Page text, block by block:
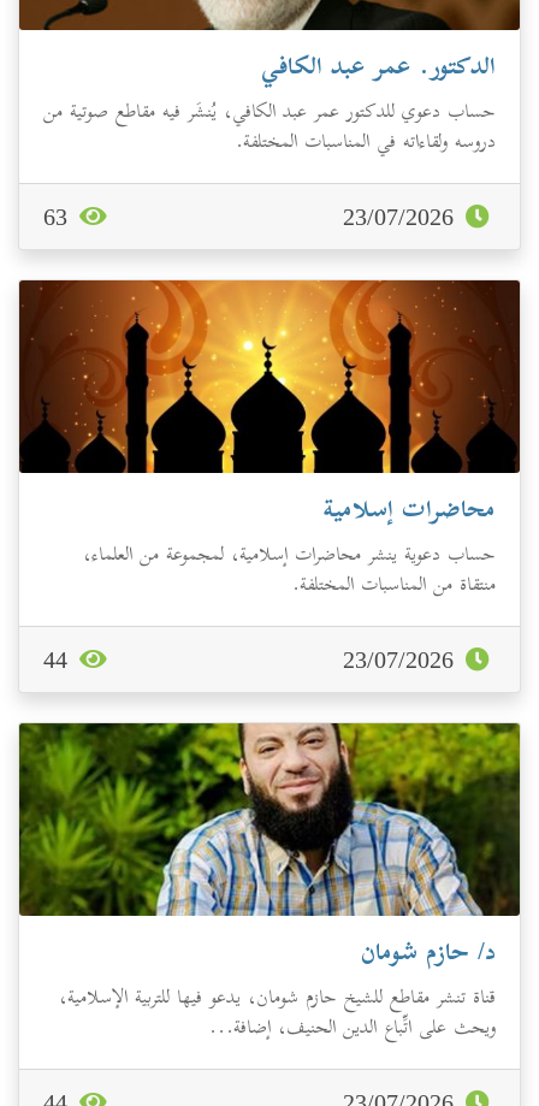
الدكتور. عمر عبد الكافي
حساب دعوي للدكتور عمر عبد الكافي، يُنشَر فيه مقاطع صوتية من
دروسه ولقاءاته في المناسبات المختلفة.
محاضرات إسلامية
حساب دعوية ينشر محاضرات إسلامية، لمجموعة من العلماء،
منتقاة من المناسبات المختلفة.
د/ حازم شومان
قناة تنشر مقاطع للشيخ حازم شومان، يدعو فيها للتربية الإسلامية،
ويحث على اتِّباع الدين الحنيف، إضافة...